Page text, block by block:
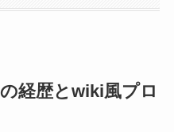
経歴とwiki風プロ